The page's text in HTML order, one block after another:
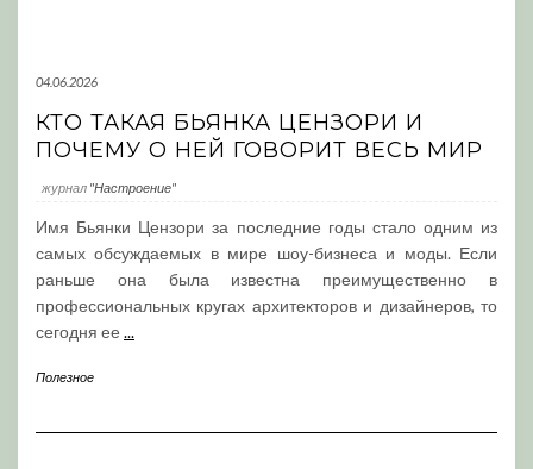
04.06.2026
КТО ТАКАЯ БЬЯНКА ЦЕНЗОРИ И
ПОЧЕМУ О НЕЙ ГОВОРИТ ВЕСЬ МИР
журнал "Настроение"
Имя Бьянки Цензори за последние годы стало одним из
самых обсуждаемых в мире шоу-бизнеса и моды. Если
раньше она была известна преимущественно в
профессиональных кругах архитекторов и дизайнеров, то
сегодня ее ...
Полезное